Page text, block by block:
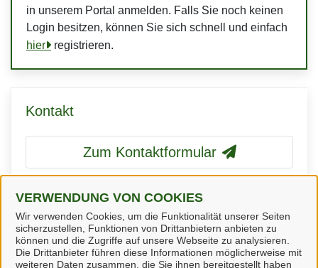
VERWENDUNG VON COOKIES
Wir verwenden Cookies, um die Funktionalität unserer Seiten
sicherzustellen, Funktionen von Drittanbietern anbieten zu
können und die Zugriffe auf unsere Webseite zu analysieren.
Die Drittanbieter führen diese Informationen möglicherweise mit
weiteren Daten zusammen, die Sie ihnen bereitgestellt haben
in unserem Portal anmelden. Falls Sie noch keinen
Login besitzen, können Sie sich schnell und einfach
hier
registrieren.
Kontakt
Zum Kontaktformular
Fachbereich Finanzen